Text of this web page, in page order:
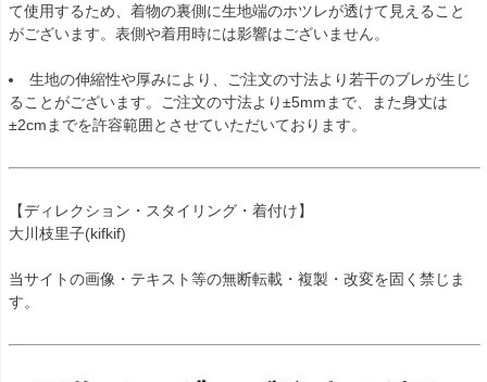
て使用するため、着物の裏側に生地端のホツレが透けて見えること
がございます。表側や着用時には影響はございません。
生地の伸縮性や厚みにより、ご注文の寸法より若干のブレが生じ
ることがございます。ご注文の寸法より±5mmまで、また身丈は
±2cmまでを許容範囲とさせていただいております。
【ディレクション・スタイリング・着付け】
大川枝里子(kifkif)
当サイトの画像・テキスト等の無断転載・複製・改変を固く禁じま
す。